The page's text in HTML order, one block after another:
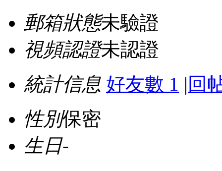
郵箱狀態未驗證
視頻認證未認證
統計信息 好友數 1 | 回
性別保密
生日-